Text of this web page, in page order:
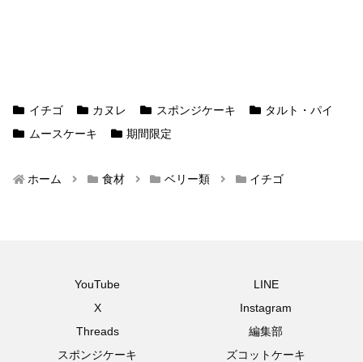
イチゴ カヌレ スポンジケーキ
タルト・パイ
ムースケーキ
期間限定
ホーム 食材 ベリー類 イチゴ
YouTube
LINE
X
Instagram
Threads
編集部
スポンジケーキ
ズコットケーキ